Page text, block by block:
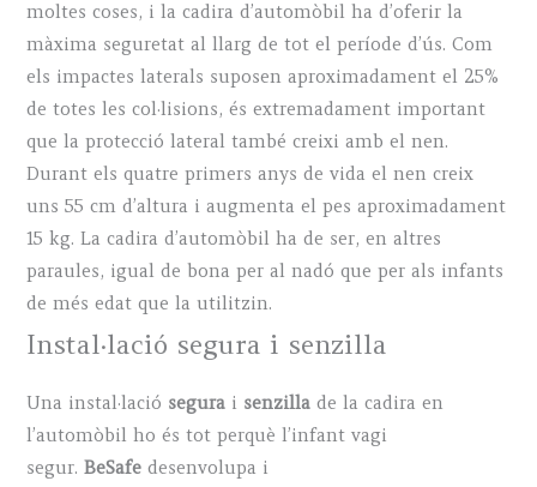
moltes coses, i la cadira d’automòbil ha d’oferir la
màxima seguretat al llarg de tot el període d’ús. Com
els impactes laterals suposen aproximadament el 25%
de totes les col·lisions, és extremadament important
que la protecció lateral també creixi amb el nen.
Durant els quatre primers anys de vida el nen creix
uns 55 cm d’altura i augmenta el pes aproximadament
15 kg. La cadira d’automòbil ha de ser, en altres
paraules, igual de bona per al nadó que per als infants
de més edat que la utilitzin.
Instal·lació segura i senzilla
Una instal·lació segura i senzilla de la cadira en
l’automòbil ho és tot perquè l’infant vagi
segur.BeSafe desenvolupa i